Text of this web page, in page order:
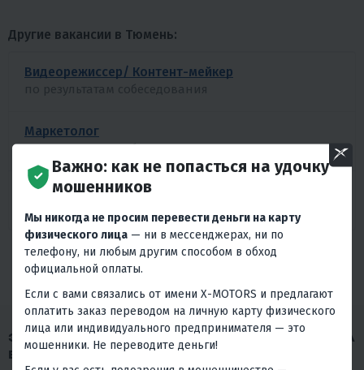
Другие вакансии в Тюмень:
Видеорежиссер/ Контент-мейкер
по результатам собеседования
Маркетолог
по результатам собеседования
Администратор-кассир
БОЛЬШЕ ВАКАНСИЙ
ЗАПОЛНИТЕ АНКЕТУ, ЧТОБЫ ОТКЛИКНУТЬСЯ НА
ВАКАНСИЮ
Важно: как не попасться на удочку
мошенников
Мы никогда не просим перевести деньги на карту
физического лица — ни в мессенджерах, ни по
телефону, ни любым другим способом в обход
официальной оплаты.
Если с вами связались от имени X-MOTORS и предлагают
оплатить заказ переводом на личную карту физического
лица или индивидуального предпринимателя — это
мошенники. Не переводите деньги!